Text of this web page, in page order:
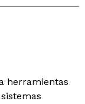
herramientas